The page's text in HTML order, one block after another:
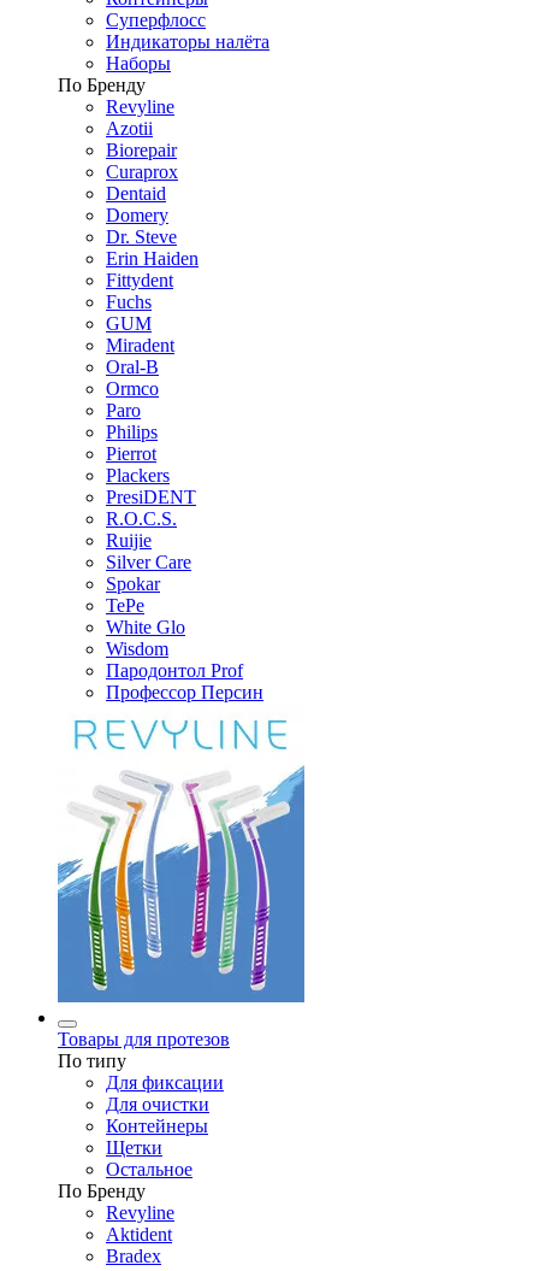
Суперфлосс
Индикаторы налёта
Наборы
По Бренду
Revyline
Azotii
Biorepair
Curaprox
Dentaid
Domery
Dr. Steve
Erin Haiden
Fittydent
Fuchs
GUM
Miradent
Oral-B
Ormco
Paro
Philips
Pierrot
Plackers
PresiDENT
R.O.C.S.
Ruijie
Silver Care
Spokar
TePe
White Glo
Wisdom
Пародонтол Prof
Профессор Персин
Товары для протезов
По типу
Для фиксации
Для очистки
Контейнеры
Щетки
Остальное
По Бренду
Revyline
Aktident
Bradex